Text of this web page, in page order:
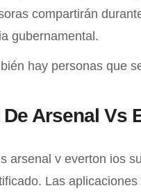
compartirán
gubernamental.
hay personas que
Arsenal Vs
arsenal v everton ios
Las